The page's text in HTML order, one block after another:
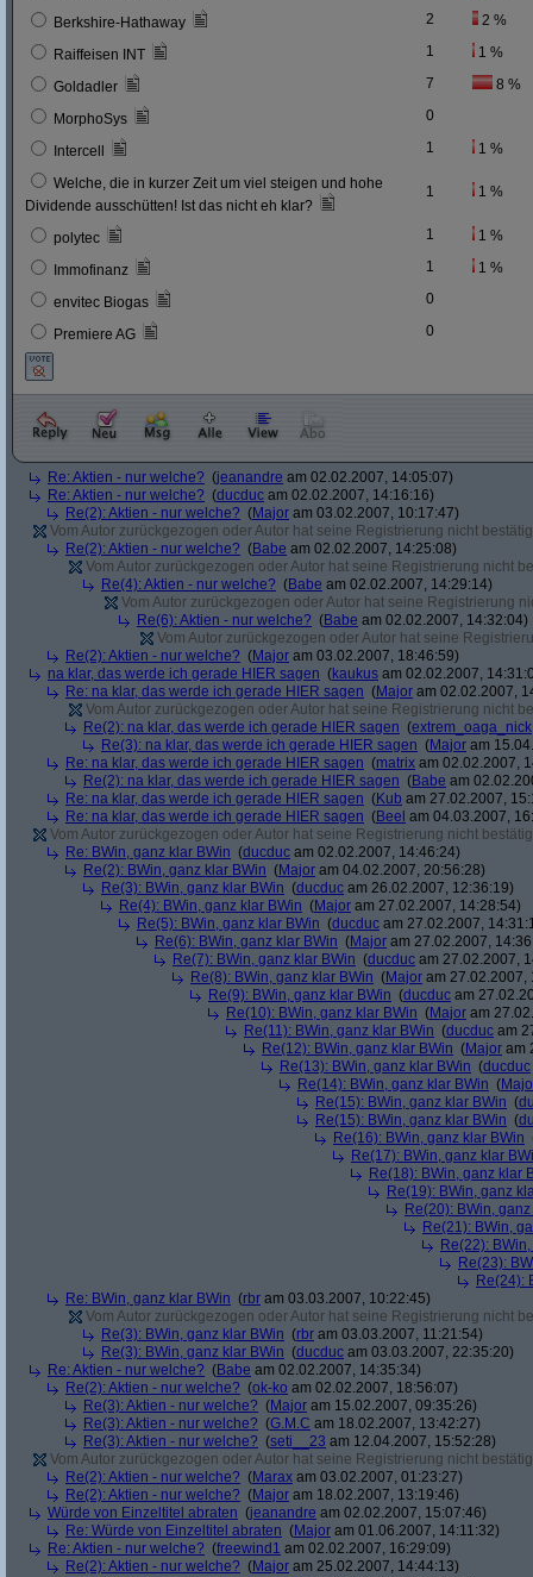
Berkshire-Hathaway 2 2 %
Raiffeisen INT 1 1 %
Goldadler 7 8 %
MorphoSys 0
Intercell 1 1 %
Welche, die in kurzer Zeit um viel steigen und hohe
Dividende ausschütten! Ist das nicht eh klar?
1 1 %
polytec 1 1 %
Immofinanz 1 1 %
envitec Biogas 0
Premiere AG 0
Re: Aktien - nur welche? (jeanandre am 02.02.2007, 14:05:07)
Re: Aktien - nur welche? (ducduc am 02.02.2007, 14:16:16)
Re(2): Aktien - nur welche? (Major am 03.02.2007, 10:17:47)
Vom Autor zurückgezogen oder Autor hat seine Registrierung nicht
Re(2): Aktien - nur welche? (Babe am 02.02.2007, 14:25:08)
Vom Autor zurückgezogen oder Autor hat seine Registrierung nicht
Re(4): Aktien - nur welche? (Babe am 02.02.2007, 14:29:14)
Vom Autor zurückgezogen oder Autor hat seine Registrierung
Re(6): Aktien - nur welche? (Babe am 02.02.2007, 14:32:04)
Vom Autor zurückgezogen oder Autor hat seine
Re(2): Aktien - nur welche? (Major am 03.02.2007, 18:46:59)
na klar, das werde ich gerade HIER sagen (kaukus am 02.02.2007,
Re: na klar, das werde ich gerade HIER sagen (Major am 02.02.2007,
Vom Autor zurückgezogen oder Autor hat seine Registrierung nicht
Re(2): na klar, das werde ich gerade HIER sagen (extrem_oaga_nick
Re(3): na klar, das werde ich gerade HIER sagen (Major am
Re: na klar, das werde ich gerade HIER sagen (matrix am 02.02.2007,
Re(2): na klar, das werde ich gerade HIER sagen (Babe am
Re: na klar, das werde ich gerade HIER sagen (Kub am 27.02.2007,
Re: na klar, das werde ich gerade HIER sagen (Beel am 04.03.2007,
Vom Autor zurückgezogen oder Autor hat seine Registrierung nicht
Re: BWin, ganz klar BWin (ducduc am 02.02.2007, 14:46:24)
Re(2): BWin, ganz klar BWin (Major am 04.02.2007, 20:56:28)
Re(3): BWin, ganz klar BWin (ducduc am 26.02.2007, 12:36:19)
Re(4): BWin, ganz klar BWin (Major am 27.02.2007, 14:28:54)
Re(5): BWin, ganz klar BWin (ducduc am 27.02.2007,
Re(6): BWin, ganz klar BWin (Major am 27.02.2007,
Re(7): BWin, ganz klar BWin (ducduc am 27.02.2007,
Re(8): BWin, ganz klar BWin (Major am 27.02.2007,
Re(9): BWin, ganz klar BWin (ducduc am
Re(10): BWin, ganz klar BWin (Major am
Re(11): BWin, ganz klar BWin (ducduc am
Re(12): BWin, ganz klar BWin (Major am
Re(13): BWin, ganz klar BWin (ducduc
Re(14): BWin, ganz klar BWin (
Re(15): BWin, ganz klar BWin (
Re(15): BWin, ganz klar BWin (
Re(16): BWin, ganz klar BWin
Re(17): BWin, ganz klar
Re(18): BWin, ganz klar
Re(19): BWin, ganz
Re(20): BWin,
Re(21): BWin,
Re(22):
Re(23):
Re(24):
Re: BWin, ganz klar BWin (rbr am 03.03.2007, 10:22:45)
Vom Autor zurückgezogen oder Autor hat seine Registrierung nicht
Re(3): BWin, ganz klar BWin (rbr am 03.03.2007, 11:21:54)
Re(3): BWin, ganz klar BWin (ducduc am 03.03.2007, 22:35:20)
Re: Aktien - nur welche? (Babe am 02.02.2007, 14:35:34)
Re(2): Aktien - nur welche? (ok-ko am 02.02.2007, 18:56:07)
Re(3): Aktien - nur welche? (Major am 15.02.2007, 09:35:26)
Re(3): Aktien - nur welche? (G.M.C am 18.02.2007, 13:42:27)
Re(3): Aktien - nur welche? (seti__23 am 12.04.2007, 15:52:28)
Vom Autor zurückgezogen oder Autor hat seine Registrierung nicht
Re(2): Aktien - nur welche? (Marax am 03.02.2007, 01:23:27)
Re(2): Aktien - nur welche? (Major am 18.02.2007, 13:19:46)
Würde von Einzeltitel abraten (jeanandre am 02.02.2007, 15:07:46)
Re: Würde von Einzeltitel abraten (Major am 01.06.2007, 14:11:32)
Re: Aktien - nur welche? (freewind1 am 02.02.2007, 16:29:09)
Re(2): Aktien - nur welche? (Major am 25.02.2007, 14:44:13)